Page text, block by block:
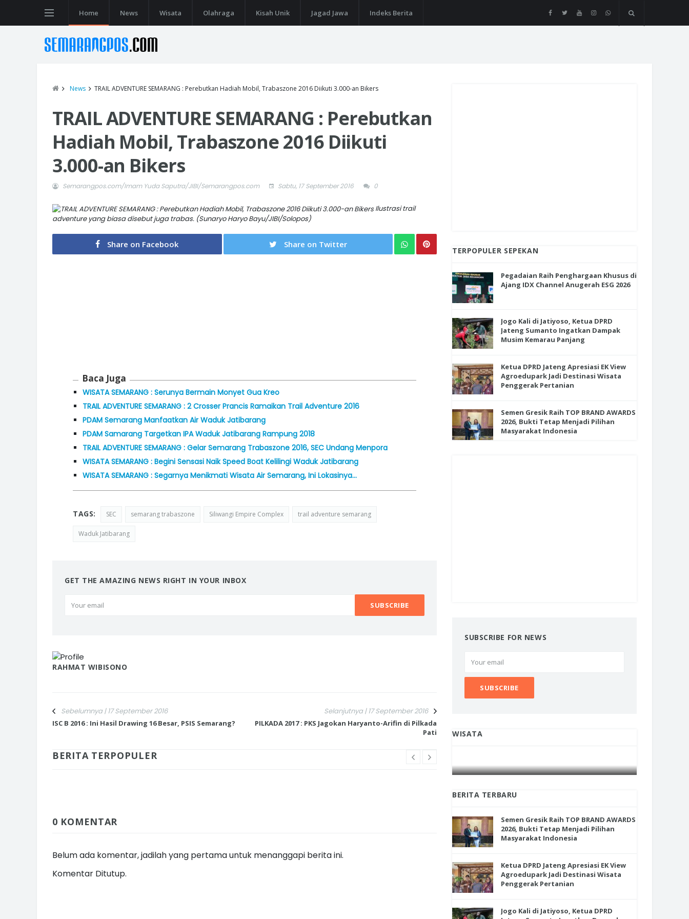
Home News Wisata Olahraga Kisah Unik Jagad Jawa Indeks Berita
News TRAIL ADVENTURE SEMARANG : Perebutkan Hadiah Mobil, Trabaszone 2016 Diikuti 3.000-an Bikers
TRAIL ADVENTURE SEMARANG : Perebutkan
Hadiah Mobil, Trabaszone 2016 Diikuti
3.000-an Bikers
Semarangpos.com/Imam Yuda Saputra/JIBI/Semarangpos.com Sabtu, 17 September 2016 0
Ilustrasi trail
adventure yang biasa disebut juga trabas. (Sunaryo Haryo Bayu/JIBI/Solopos)
Share on Facebook Share on Twitter
Baca Juga
WISATA SEMARANG : Serunya Bermain Monyet Gua Kreo
TRAIL ADVENTURE SEMARANG : 2 Crosser Prancis Ramaikan Trail Adventure 2016
PDAM Semarang Manfaatkan Air Waduk Jatibarang
PDAM Samarang Targetkan IPA Waduk Jatibarang Rampung 2018
TRAIL ADVENTURE SEMARANG : Gelar Semarang Trabaszone 2016, SEC Undang Menpora
WISATA SEMARANG : Begini Sensasi Naik Speed Boat Kelilingi Waduk Jatibarang
WISATA SEMARANG : Segarnya Menikmati Wisata Air Semarang, Ini Lokasinya…
TAGS: SEC semarang trabaszone Siliwangi Empire Complex trail adventure semarang
Waduk Jatibarang
GET THE AMAZING NEWS RIGHT IN YOUR INBOX
RAHMAT WIBISONO
Sebelumnya | 17 September 2016
ISC B 2016 : Ini Hasil Drawing 16 Besar, PSIS Semarang?
Selanjutnya | 17 September 2016
PILKADA 2017 : PKS Jagokan Haryanto-Arifin di Pilkada
Pati
BERITA TERPOPULER
0 KOMENTAR
Belum ada komentar, jadilah yang pertama untuk menanggapi berita ini.
Komentar Ditutup.
TERPOPULER SEPEKAN
Pegadaian Raih Penghargaan Khusus di
Ajang IDX Channel Anugerah ESG 2026
Jogo Kali di Jatiyoso, Ketua DPRD
Jateng Sumanto Ingatkan Dampak
Musim Kemarau Panjang
Ketua DPRD Jateng Apresiasi EK View
Agroedupark Jadi Destinasi Wisata
Penggerak Pertanian
Semen Gresik Raih TOP BRAND AWARDS
2026, Bukti Tetap Menjadi Pilihan
Masyarakat Indonesia
SUBSCRIBE FOR NEWS
WISATA
JAGA KERUKUNAN SAMBUT NATAL
JAGA KERUKUNAN SAMBUT NATAL
BERITA TERBARU
Semen Gresik Raih TOP BRAND AWARDS
2026, Bukti Tetap Menjadi Pilihan
Masyarakat Indonesia
Ketua DPRD Jateng Apresiasi EK View
Agroedupark Jadi Destinasi Wisata
Penggerak Pertanian
Jogo Kali di Jatiyoso, Ketua DPRD